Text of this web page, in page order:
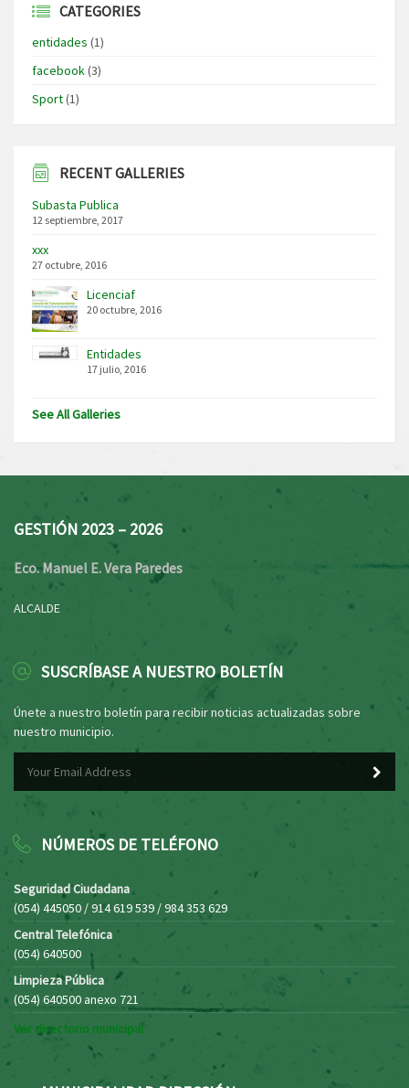
CATEGORIES
entidades (1)
facebook(3)
Sport(1)
RECENT GALLERIES
Subasta Publica
12 septiembre, 2017
xxx
27 octubre, 2016
Licenciaf
20 octubre, 2016
Entidades
17 julio, 2016
See All Galleries
GESTIÓN 2023 – 2026
Eco. Manuel E. Vera Paredes
ALCALDE
SUSCRÍBASE A NUESTRO BOLETÍN
Únete a nuestro boletín para recibir noticias actualizadas sobre
nuestro municipio.
NÚMEROS DE TELÉFONO
Seguridad Ciudadana
(054) 445050 / 914 619 539 / 984 353 629
Central Telefónica
(054) 640500
Limpieza Pública
(054) 640500 anexo 721
Ver directorio municipal